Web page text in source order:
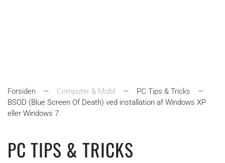
Forsiden Computer & Mobil
PC Tips & Tricks
BSOD (Blue Screen Of Death) ved installation af Windows XP
eller Windows 7
PC TIPS & TRICKS